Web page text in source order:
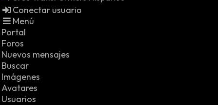
Conectar usuario
Menú
Portal
Foros
Nuevos mensajes
Buscar
Imágenes
Avatares
Usuarios